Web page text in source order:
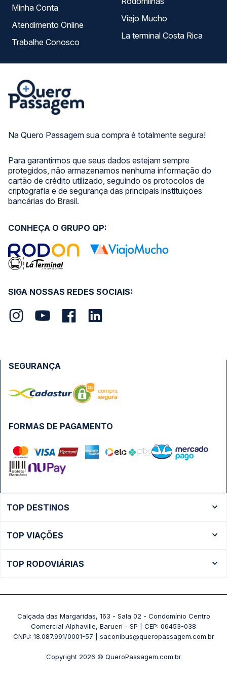
Na Quero Passagem sua compra é totalmente segura!
Para garantirmos que seus dados estejam sempre
protegidos, não armazenamos nenhuma informação do
cartão de crédito utilizado, seguindo os protocolos de
criptografia e de segurança das principais instituições
bancárias do Brasil.
Minha Conta
Atendimento Online
Trabalhe Conosco
Viajo Mucho
La terminal Costa Rica
SIGA NOSSAS REDES SOCIAIS:
CONHEÇA O GRUPO QP:
FORMAS DE PAGAMENTO
SEGURANÇA
TOP DESTINOS
Ônibus São Paulo
TOP VIAÇÕES
Passagens Pássaro Marron
+ Viações
TOP RODOVIÁRIAS
Rodoviária Belo Horizonte - Gov. Israel Pinheiro (Tergip)
Rodoviária Curitiba
+ Rodoviárias
Calçada das Margaridas, 163 - Sala 02 - Condomínio Centro
Comercial Alphaville, Barueri - SP | CEP: 06453-038
CNPJ: 18.087.991/0001-57 | saconibus@queropassagem.com.br
Copyright 2026 © QueroPassagem.com.br